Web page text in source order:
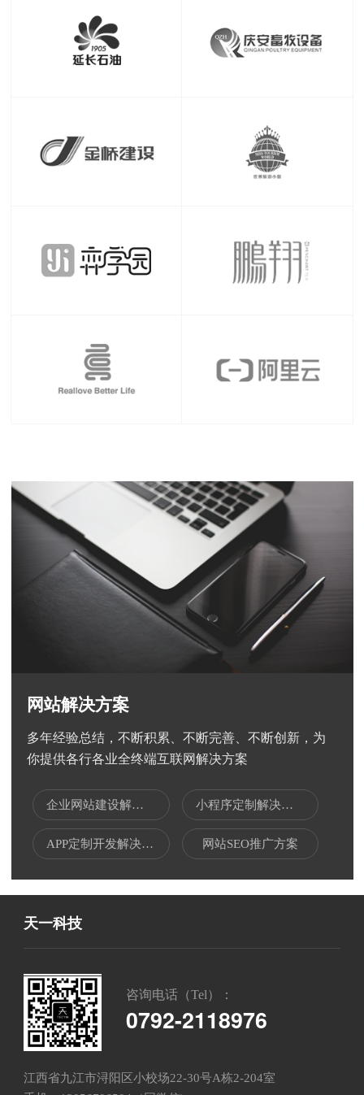
网站解决方案
多年经验总结，不断积累、不断完善、不断创新，为
你提供各行各业全终端互联网解决方案
企业网站建设解决方案 小程序定制解决方案
APP定制开发解决方案 网站SEO推广方案
天一科技
咨询电话（Tel）：
0792-2118976
江西省九江市浔阳区小校场22-30号A栋2-204室